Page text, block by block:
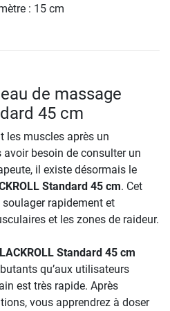
: 15 cm
de massage
45 cm
les muscles après un
besoin de consulter un
il existe désormais le
Standard 45 cm. Cet
rapidement et
et les zones de raideur.
Standard 45 cm
qu’aux utilisateurs
est très rapide. Après
vous apprendrez à doser